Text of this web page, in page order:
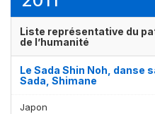
Liste représentative du
de l’humanité
Le Sada Shin Noh, danse
Sada, Shimane
Japon